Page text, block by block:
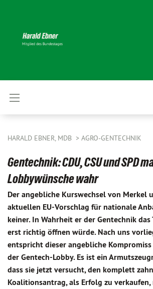
HARALD EBNER, MDB AGRO-GENTECHNIK
Gentechnik: CDU, CSU und SPD
Lobbywünsche wahr
Der angebliche Kurswechsel von Merkel
aktuellen EU-Vorschlag für nationale
keiner. In Wahrheit er der Gentechnik das
erst richtig öffnen würde. Nach uns
entspricht dieser angebliche
der Gentech-Lobby. Es ist ein
dass sie jetzt versucht, den komplett
Koalitionsantrag, als Erfolg zu verkaufen,